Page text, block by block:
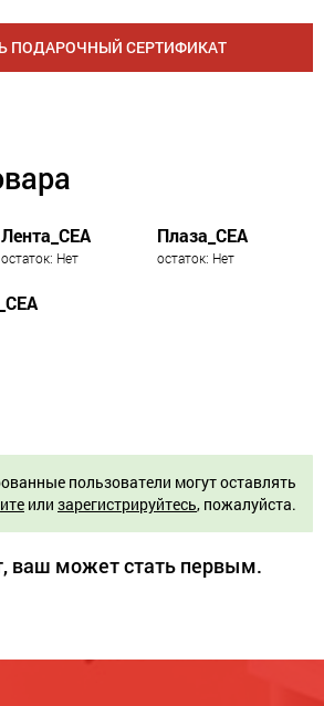
ПОДАРОЧНЫЙ СЕРТИФИКАТ
Лента_СЕА
остаток: Нет
Плаза_СЕА
остаток: Нет
пользователи могут оставлять
или зарегистрируйтесь, пожалуйста.
ваш может стать первым.